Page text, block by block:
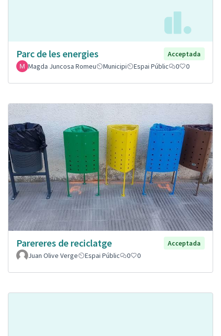
Parc de les energies
Acceptada
Magda Juncosa Romeu
Municipi Espai Públic 0 0
Parereres de reciclatge
Acceptada
Juan Olive Verge
Espai Públic 0 0